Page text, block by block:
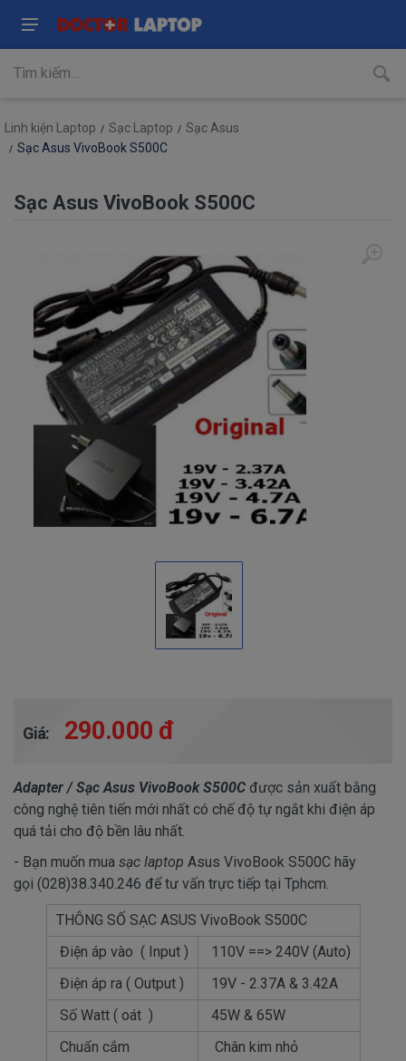
Linh kiện Laptop Sạc Laptop
Sạc Asus
Sạc Asus VivoBook S500C
Sạc Asus VivoBook S500C
Giá: 290.000 đ
Adapter / Sạc Asus VivoBook S500C được sản xuất bằng
công nghệ tiên tiến mới nhất có chế độ tự ngắt khi điện áp
quá tải cho độ bền lâu nhất.
- Bạn muốn mua sạc laptop Asus VivoBook S500C hãy
gọi (028)38.340.246 để tư vấn trực tiếp tại Tphcm.
THÔNG SỐ SẠC ASUS VivoBook S500C
Điện áp vào ( Input )
110V ==> 240V (Auto)
Điện áp ra ( Output )
19V - 2.37A & 3.42A
Số Watt ( oát )
45W & 65W
Chuẩn cắm
Chân kim nhỏ